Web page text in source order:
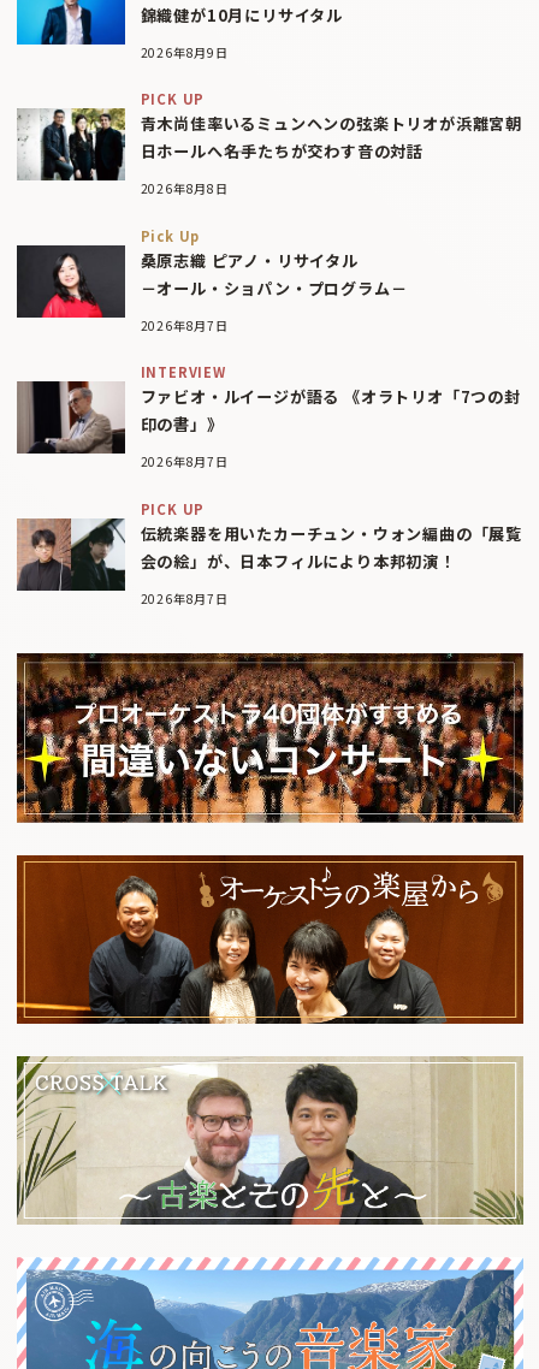
錦織健が10月にリサイタル
2026年8月9日
PICK UP
青木尚佳率いるミュンヘンの弦楽トリオが浜離宮朝
日ホールへ――名手たちが交わす音の対話
2026年8月8日
Pick Up
桑原志織 ピアノ・リサイタル
－オール・ショパン・プログラム－
2026年8月7日
INTERVIEW
ファビオ・ルイージが語る 《オラトリオ「7つの封
印の書」》
2026年8月7日
PICK UP
伝統楽器を用いたカーチュン・ウォン編曲の「展覧
会の絵」が、日本フィルにより本邦初演！
2026年8月7日